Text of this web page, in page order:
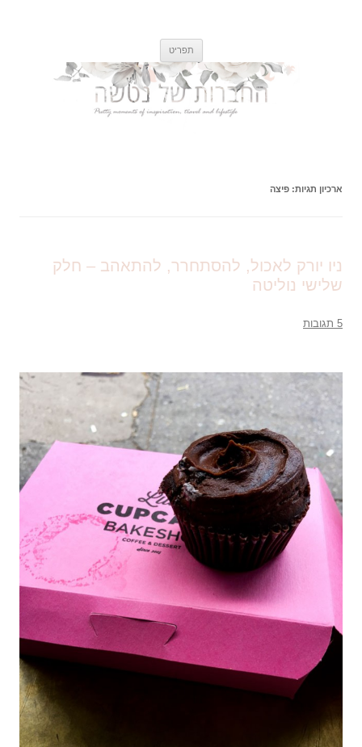
תפריט
ארכיון תגיות: פיצה
ניו יורק לאכול, להסתחרר, להתאהב – חלק
שלישי נוליטה
5 תגובות